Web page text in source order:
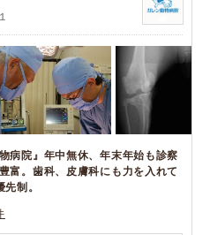
病院』年中無休、年末年始も診察
富。歯科、皮膚科にも力を入れて
制。